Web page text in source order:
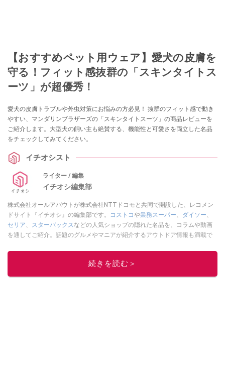
【おすすめペット用ウェア】愛犬の皮膚を
守る！フィット感抜群の「スキンタイトス
ーツ」が超優秀！
愛犬の皮膚トラブルや外虫対策にお悩みの方必見！ 抜群のフィット感で動き
やすい、マンダリンブラザーズの「スキンタイトスーツ」の商品レビューを
ご紹介します。大型犬の飼い主も絶賛する、機能性と可愛さを両立した名品
をチェックしてみてください。
イチオシスト
ライター / 編集
イチオシ編集部
株式会社オールアバウトが株式会社NTTドコモと共同で開設した、レコメン
ドサイト『イチオシ』の編集部です。
コストコや業務スーパー ダイソー
セリア
スターバックス などの人気ショップの隠れた名品を、コラムや動画
を通してご紹介。話題のグルメやマニアが紹介するアウトドア情報も満載で
レビューしています。毎日トレンド情報をお届けしているので、ぜひ
してください！続きを読む＞